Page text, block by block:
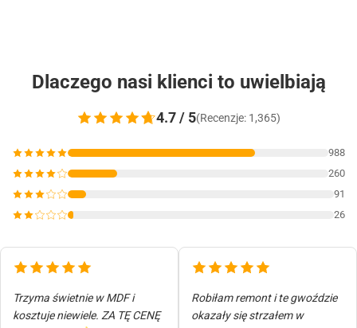
Dlaczego nasi klienci to uwielbiają
4.7 / 5(Recenzje: 1,365)
988
260
91
26
Trzyma świetnie w MDF i
kosztuje niewiele. ZA TĘ CENĘ
Robiłam remont i te gwoździe
okazały się strzałem w